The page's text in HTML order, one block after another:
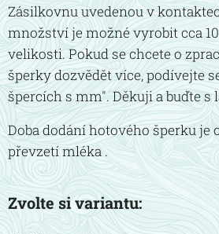
Zásilkovnu uvedenou v
množství je možné vyrobit cca
velikosti. Pokud se chcete o
šperky dozvědět více, podívejte
špercích s mm". Děkuji a buďte s
Doba dodání hotového šperku je
převzetí mléka .
Zvolte si variantu: